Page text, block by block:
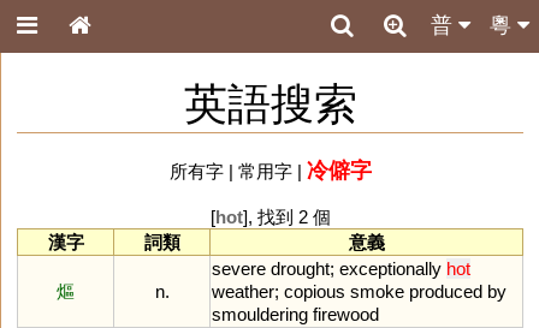
粵
普
英語搜索
所有字| 常用字| 冷僻字
[hot], 找到 2 個
漢字
詞類 意義
熰 n.
severe drought; exceptionally hot
weather; copious smoke produced by
smouldering firewood